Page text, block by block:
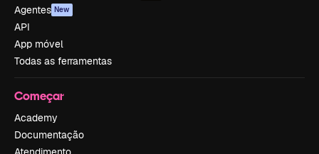
Agentes New
API
App móvel
Todas as ferramentas
Começar
Academy
Documentação